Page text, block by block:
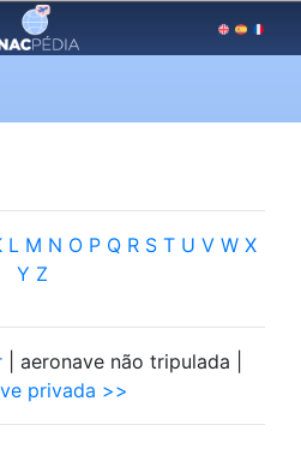
L M N O P Q R S T U V W X
Y Z
| aeronave não tripulada |
privada >>